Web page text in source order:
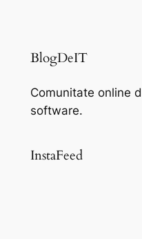
BlogDeIT
Comunitate online
software.
InstaFeed